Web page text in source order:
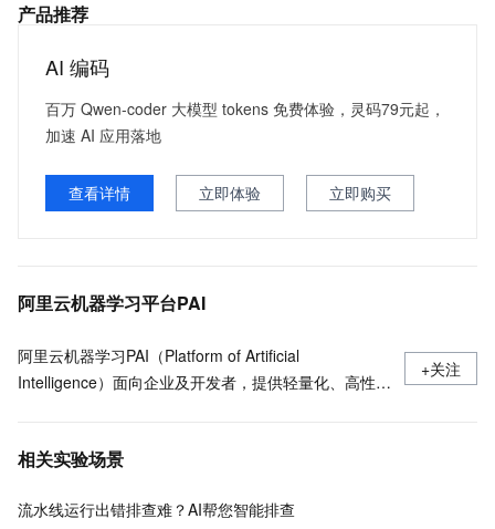
产品推荐
AI 编码
百万 Qwen-coder 大模型 tokens 免费体验，灵码79元起，
加速 AI 应用落地
查看详情 立即体验 立即购买
阿里云机器学习平台PAI
阿里云机器学习PAI（Platform of Artificial
Intelligence）面向企业及开发者，提供轻量化、高性价
DSW云原生交互式建模平台、PAI-DLC云原生AI基础平
征、万亿样本规模加速训练，百余落地场景，全面提升
+关注
相关实验场景
流水线运行出错排查难？AI帮您智能排查